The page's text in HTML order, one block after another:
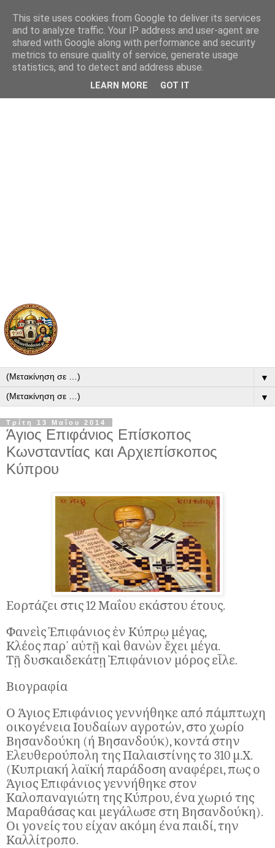
▼
▼
Τρίτη 13 Μαΐου 2014
Άγιος Επιφάνιος Επίσκοπος
Κωνσταντίας και Αρχιεπίσκοπος
Κύπρου
Εορτάζει στις 12 Μαΐου εκάστου έτους.
Φανεὶς Ἐπιφάνιος ἐν Κύπρῳ μέγας,
Κλέος παρ᾽ αὐτῇ καὶ θανὼν ἔχει μέγα.
Τῇ δυσκαιδεκάτῃ Ἐπιφάνιον μόρος εἷλε.
Βιογραφία
Ο Άγιος Επιφάνιος γεννήθηκε από πάμπτωχη
οικογένεια Ιουδαίων αγροτών, στο χωρίο
Βησανδούκη (ή Βησανδούκ), κοντά στην
Ελευθερούπολη της Παλαιστίνης το 310 μ.Χ.
(Κυπριακή λαϊκή παράδοση αναφέρει, πως ο
Άγιος Επιφάνιος γεννήθηκε στον
Καλοπαναγιώτη της Κύπρου, ένα χωριό της
Μαραθάσας και μεγάλωσε στη Βησανδούκη).
Οι γονείς του είχαν ακόμη ένα παιδί, την
Καλλίτροπο.
This site uses cookies from Google to deliver its services
and to analyze traffic. Your IP address and user-agent are
shared with Google along with performance and security
metrics to ensure quality of service, generate usage
statistics, and to detect and address abuse.
LEARN MORE GOT IT